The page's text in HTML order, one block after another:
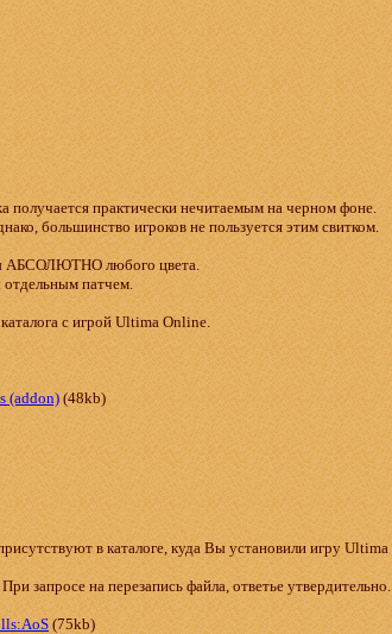
практически нечитаемым на черном фоне.
большинство игроков не пользуется этим свитком.
АБСОЛЮТНО любого цвета.
патчем.
с игрой Ultima Online.
(addon)(48kb)
в каталоге, куда Вы установили игру Ultima
запросе на перезапись файла, ответье утвердительно.
(75kb)